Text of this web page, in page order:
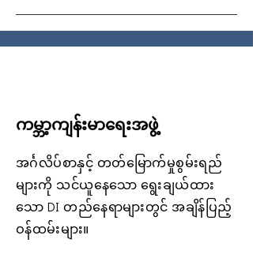
ကမ္ဘာ့ကျန်းမာရေးအဖွဲ့
အင်္ဂလိပ်စာနှင့် တတ်မြောက်မှုစွမ်းရည်
များကို သင်ယူနေသော ရွေးချယ်ထား
သော DI တည်နေရာများတွင် အချိန်ပြည့်
ဝန်ထမ်းများ။